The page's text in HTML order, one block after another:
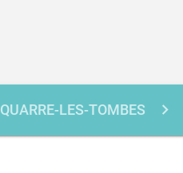
QUARRE-LES-TOMBES